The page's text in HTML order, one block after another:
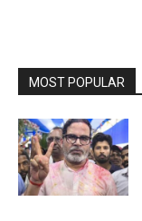
MOST POPULAR